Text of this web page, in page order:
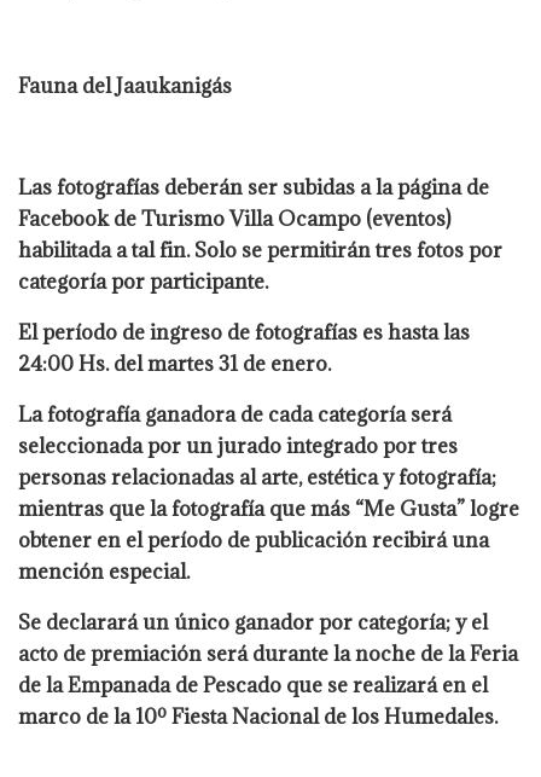
Fauna del Jaaukanigás
Las fotografías deberán ser subidas a la página de
Facebook de Turismo Villa Ocampo (eventos)
habilitada a tal fin. Solo se permitirán tres fotos por
categoría por participante.
El período de ingreso de fotografías es hasta las
24:00 Hs. del martes 31 de enero.
La fotografía ganadora de cada categoría será
seleccionada por un jurado integrado por tres
personas relacionadas al arte, estética y fotografía;
mientras que la fotografía que más “Me Gusta” logre
obtener en el período de publicación recibirá una
mención especial.
Se declarará un único ganador por categoría; y el
acto de premiación será durante la noche de la Feria
de la Empanada de Pescado que se realizará en el
marco de la 10º Fiesta Nacional de los Humedales.